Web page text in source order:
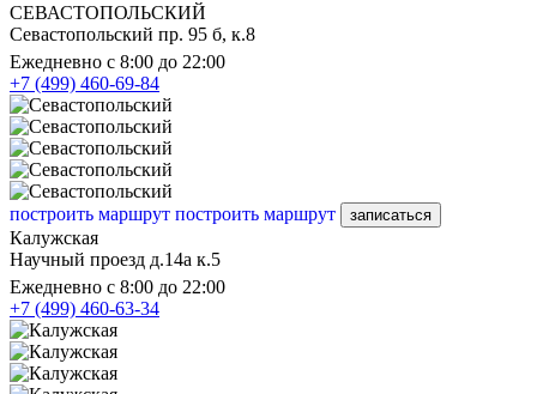
СЕВАСТОПОЛЬСКИЙ
Севастопольский пр. 95 б, к.8
Ежедневно с 8:00 до 22:00
+7 (499) 460-69-84
построить маршрут построить маршрут записаться
Калужская
Научный проезд д.14а к.5
Ежедневно с 8:00 до 22:00
+7 (499) 460-63-34